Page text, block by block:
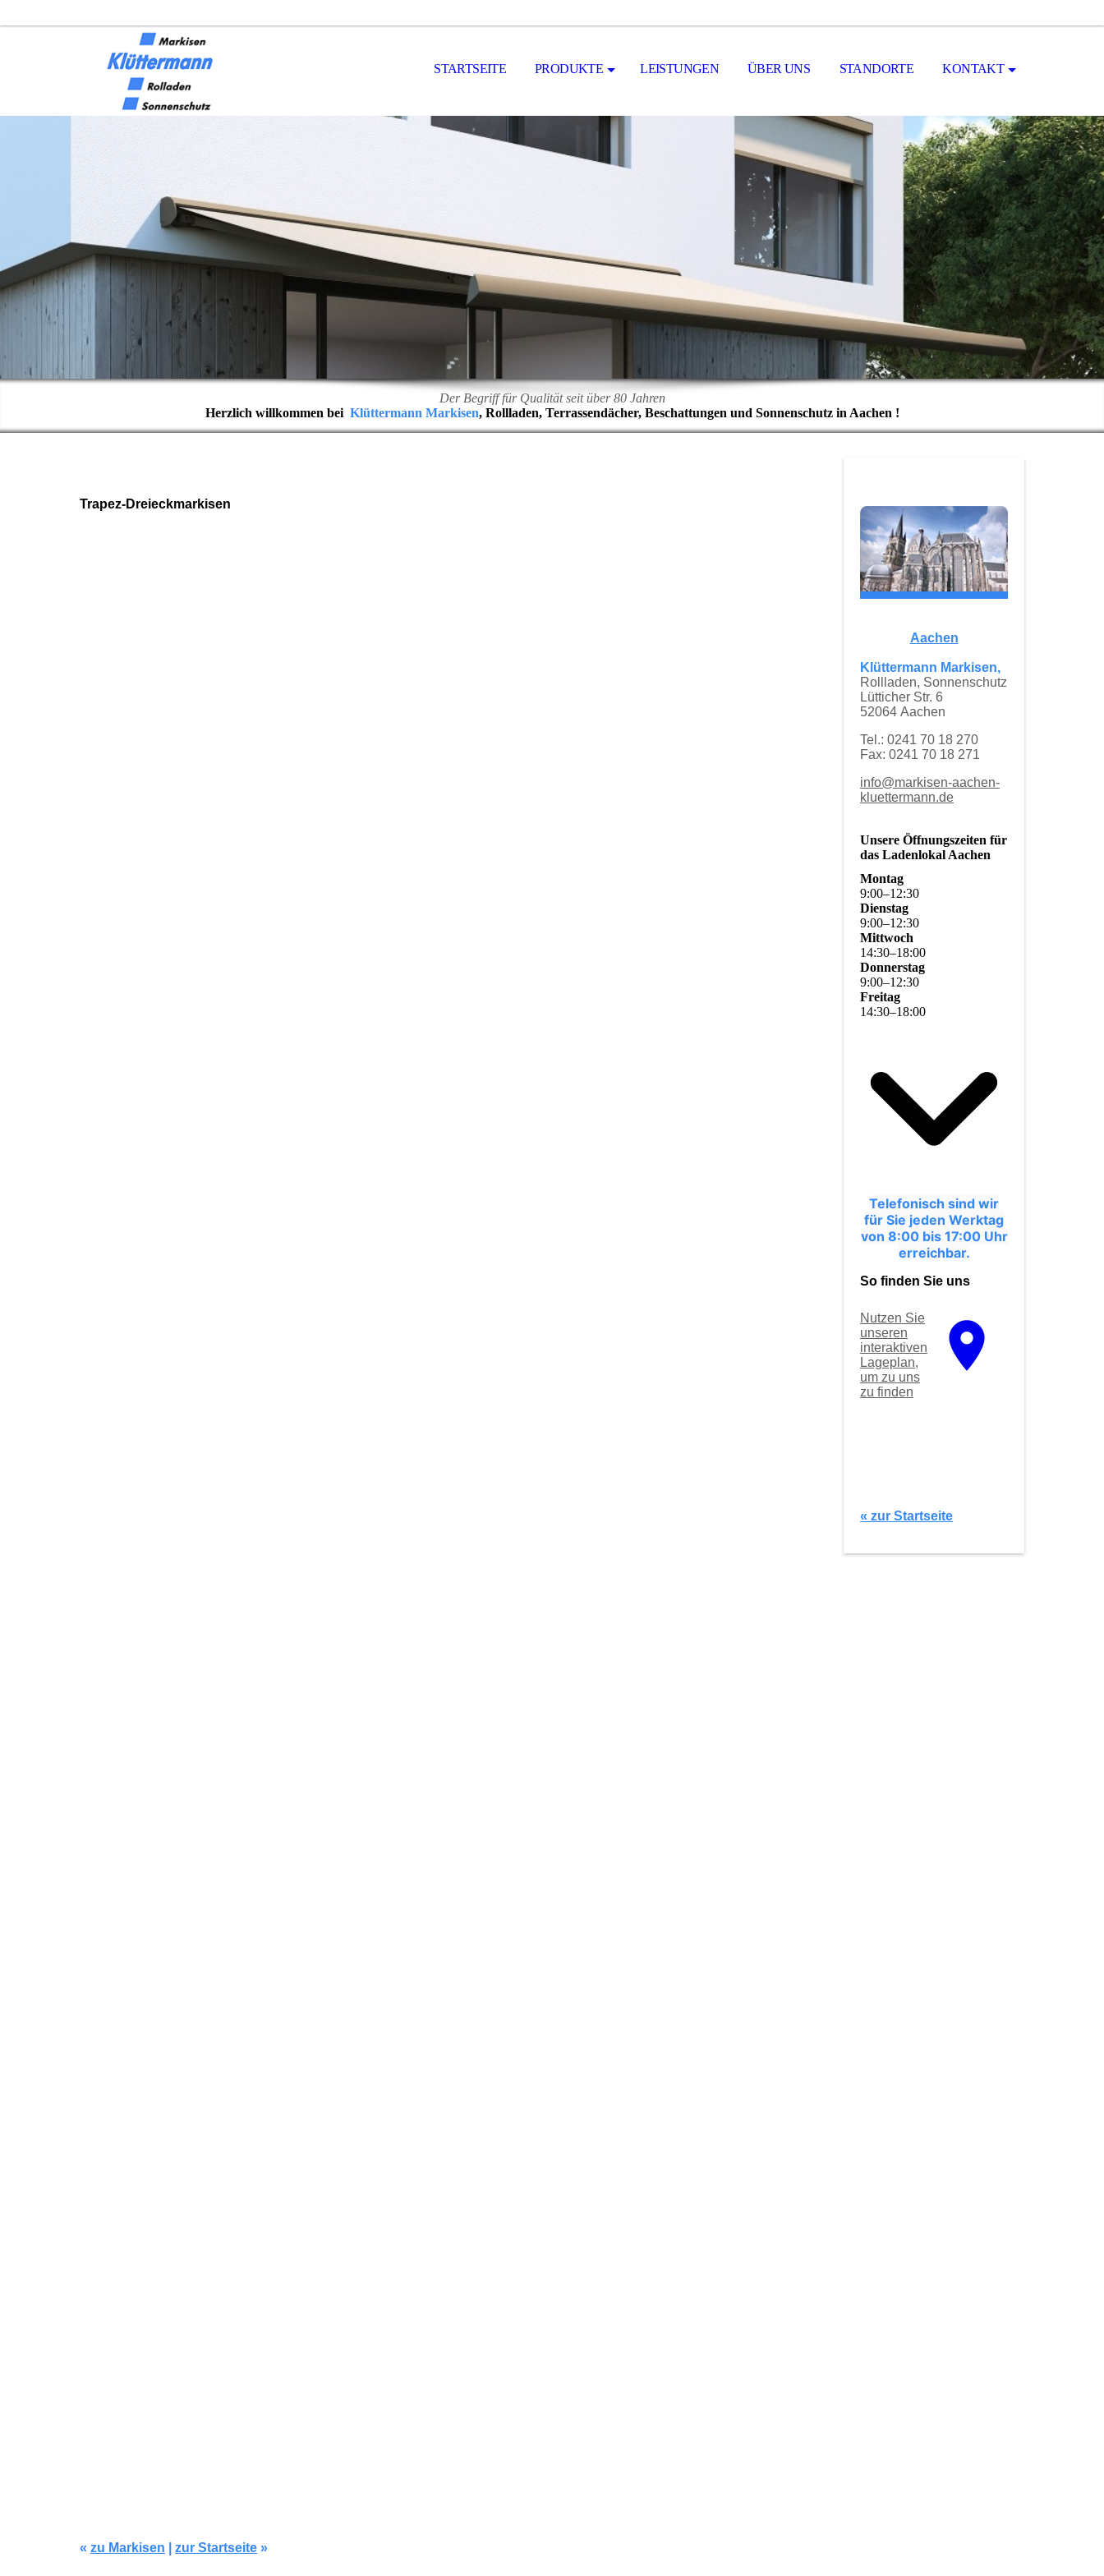
STARTSEITE PRODUKTE LEISTUNGEN ÜBER UNS STANDORTE KONTAKT
Der Begriff für Qualität seit über 80 Jahren
Herzlich willkommen bei Klüttermann Markisen, Rollladen, Terrassendächer, Beschattungen und Sonnenschutz in Aachen !
Trapez-Dreieckmarkisen
« zu Markisen zur Startseite »
Aachen
Klüttermann Markisen,
Rollladen, Sonnenschutz
Lütticher Str. 6
52064 Aachen
Tel.: 0241 70 18 270
Fax: 0241 70 18 271
info@markisen-aachen-
kluettermann.de
Unsere Öffnungszeiten für
das Ladenlokal Aachen
Montag
9:00–12:30
Dienstag
9:00–12:30
Mittwoch
14:30–18:00
Donnerstag
9:00–12:30
Freitag
14:30–18:00
Telefonisch sind wir
für Sie jeden Werktag
von 8:00 bis 17:00 Uhr
erreichbar.
So finden Sie uns
Nutzen Sie
unseren
interaktiven
La­ge­plan,
um zu uns
zu finden
« zur Startseite